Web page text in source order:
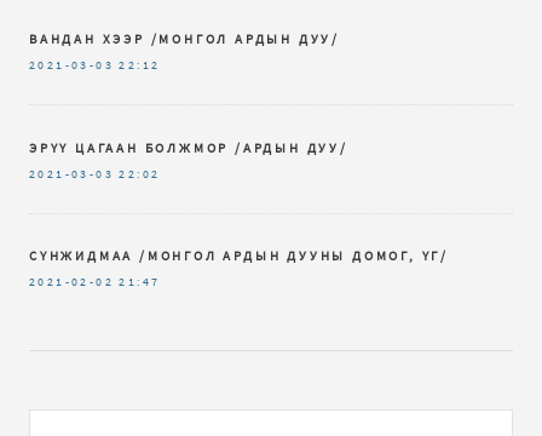
ВАНДАН ХЭЭР /МОНГОЛ АРДЫН ДУУ/
2021-03-03 22:12
ЭРҮҮ ЦАГААН БОЛЖМОР /АРДЫН ДУУ/
2021-03-03 22:02
СҮНЖИДМАА /МОНГОЛ АРДЫН ДУУНЫ ДОМОГ, ҮГ/
2021-02-02 21:47